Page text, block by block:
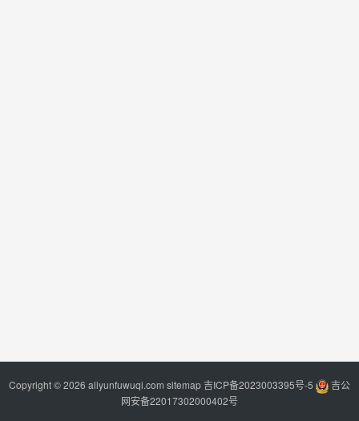
Copyright © 2026 aliyunfuwuqi.com sitemap吉ICP备2023003395号-5
吉公
网安备22017302000402号